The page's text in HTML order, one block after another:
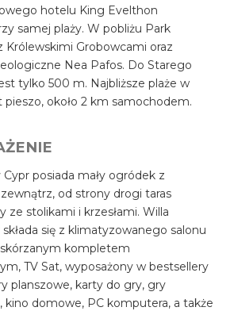
hotelu King Evelthon
samej plaży. W pobliżu Park
Królewskimi Grobowcami oraz
Nea Pafos. Do Starego
tylko 500 m. Najbliższe plaże w
pieszo, około 2 km samochodem.
posiada mały ogródek z
od strony drogi taras
ze stolikami i krzesłami. Willa
się z klimatyzowanego salonu
kompletem
TV Sat, wyposażony w bestsellery
planszowe, karty do gry, gry
domowe, PC komputera, a także